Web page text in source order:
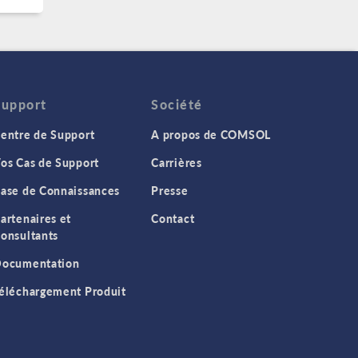
de Support
Cas de Support
de Connaissances
et
Produit
Société
A propos de COMSOL
Carrières
Presse
Contact